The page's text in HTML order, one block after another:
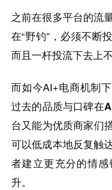
之前在很多平台的流
在“野钓”，必须不断
而且一杆投流下去上
而如今AI+电商机制下
过去的品质与口碑在
台又能为优质商家们
可以低成本地反复触
者建立更充分的情
升。